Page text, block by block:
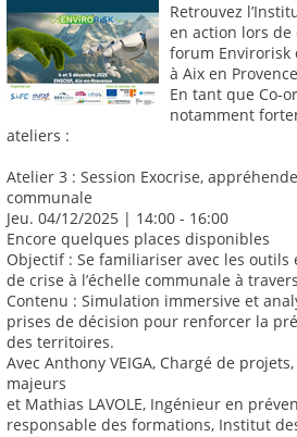
Retrouvez
en action lors
forum Envirorisk
à Aix en
En tant que Co-
notamment
ateliers :
Atelier 3 : Session Exocrise,
communale
Jeu. 04/12/2025 | 14:00 - 16:00
Encore quelques places disponibles
Objectif : Se familiariser avec les outils
de crise à l’échelle communale à
Contenu : Simulation immersive et
prises de décision pour renforcer la
des territoires.
Avec Anthony VEIGA, Chargé de
majeurs
et Mathias LAVOLE, Ingénieur en
responsable des formations, Institut